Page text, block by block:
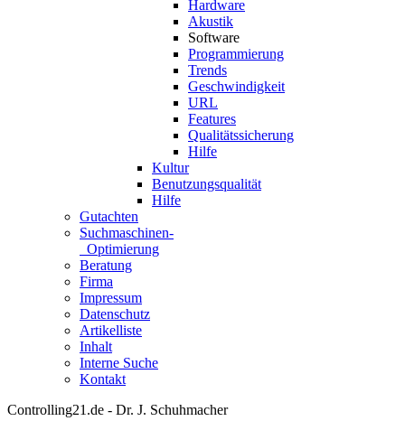
Hardware
Akustik
Software
Programmierung
Trends
Geschwindigkeit
URL
Features
Qualitätssicherung
Hilfe
Kultur
Benutzungsqualität
Hilfe
Gutachten
Suchmaschinen-
Optimierung
Beratung
Firma
Impressum
Datenschutz
Artikelliste
Inhalt
Interne Suche
Kontakt
Controlling21.de - Dr. J. Schuhmacher